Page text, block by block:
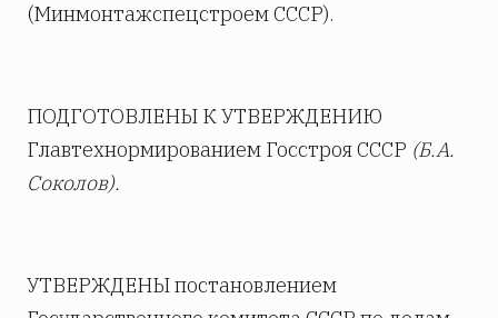
(Минмонтажспецстроем СССР).
ПОДГОТОВЛЕНЫ К УТВЕРЖДЕНИЮ
Главтехнормированием Госстроя СССР (Б.А.
Соколов).
УТВЕРЖДЕНЫ постановлением